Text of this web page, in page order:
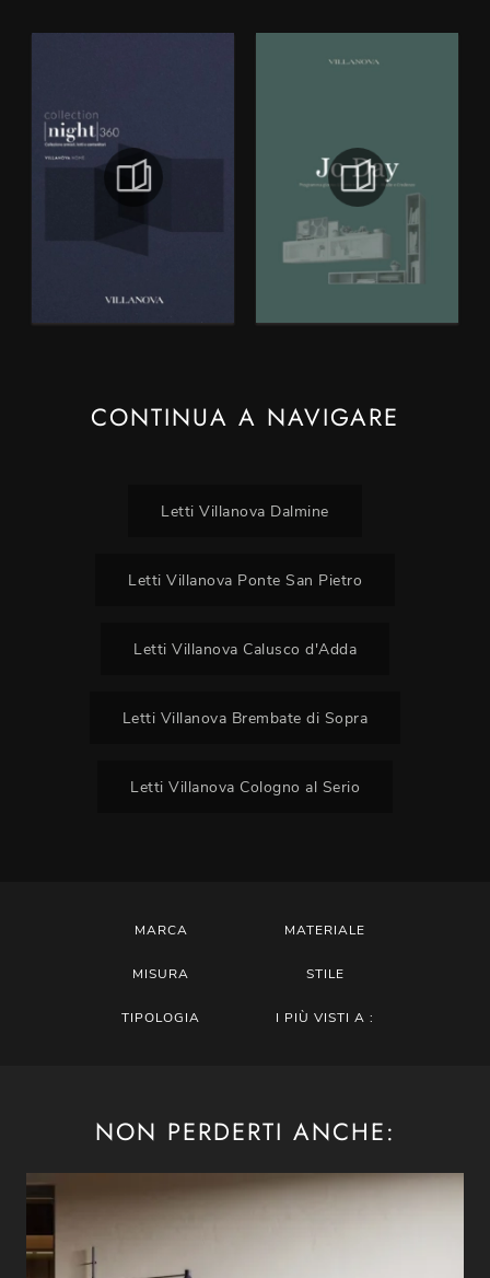
CONTINUA A NAVIGARE
Letti Villanova Dalmine
Letti Villanova Ponte San Pietro
Letti Villanova Calusco d'Adda
Letti Villanova Brembate di Sopra
Letti Villanova Cologno al Serio
MARCA MATERIALE
MISURA STILE
TIPOLOGIA I PIÙ VISTI A :
NON PERDERTI ANCHE: